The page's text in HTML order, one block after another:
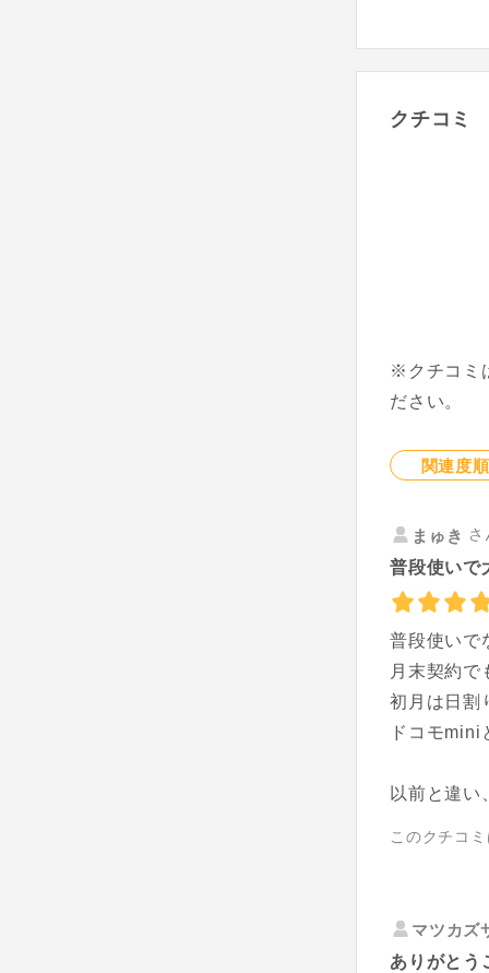
クチコミ
※クチコミ
ださい。
関連度順
まゅき
普段使いで
普段使いで
月末契約
初月は日割
ドコモ
以前と違い
このクチコ
マツカズ
ありがとう